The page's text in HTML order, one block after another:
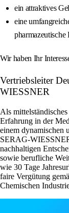
ein attraktives
eine
Wir haben Ihr
Vertriebsleiter
WIESSNER
Als
Erfahrung in der
einem dynamischen
SERAG-
nachhaltigen
sowie berufliche
wie 30 Tage
faire Vergütung
Chemischen